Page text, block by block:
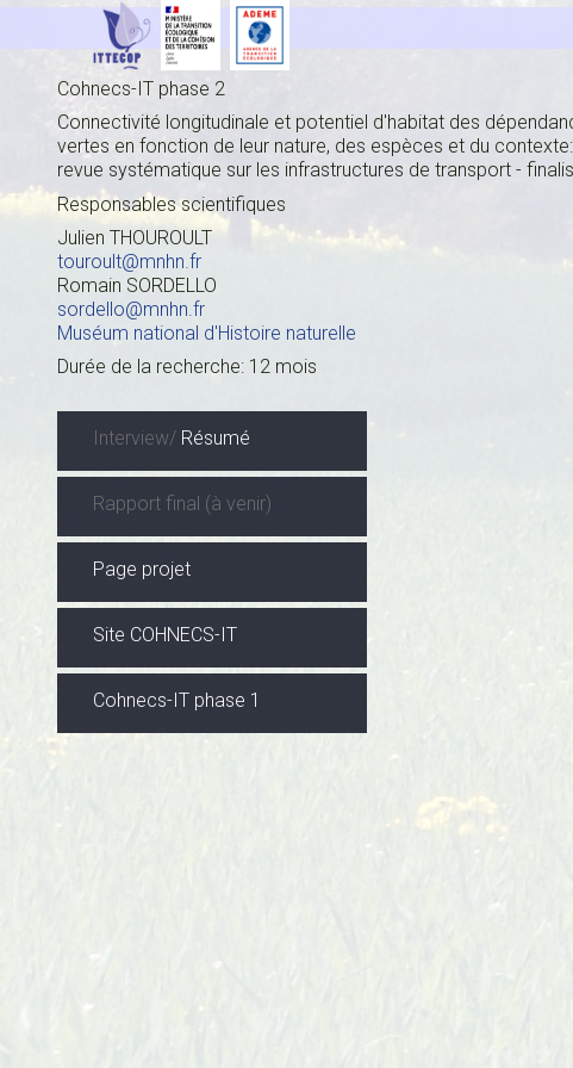
Cohnecs-IT phase 2
Connectivité longitudinale et potentiel d'habitat des
vertes en fonction de leur nature, des espèces et du
revue systématique sur les infrastructures de transport -
Responsables scientifiques
Julien THOUROULT
touroult@mnhn.fr
Romain SORDELLO
sordello@mnhn.fr
Muséum national d'Histoire naturelle
Durée de la recherche: 12 mois
Interview/ Résumé
Rapport final (à venir)
Page projet
Site COHNECS-IT
Cohnecs-IT phase 1